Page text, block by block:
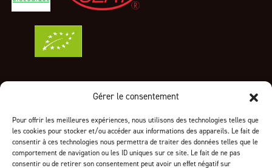
Gérer le consentement
Pour offrir les meilleures expériences, nous utilisons des technologies telles que
les cookies pour stocker et/ou accéder aux informations des appareils. Le fait de
consentir à ces technologies nous permettra de traiter des données telles que le
comportement de navigation ou les ID uniques sur ce site. Le fait de ne pas
consentir ou de retirer son consentement peut avoir un effet négatif sur
Informations sur votre boutique
24 ZA des Genêts
1319 Boulevard Jean Moulin
83700 Saint-Raphaël